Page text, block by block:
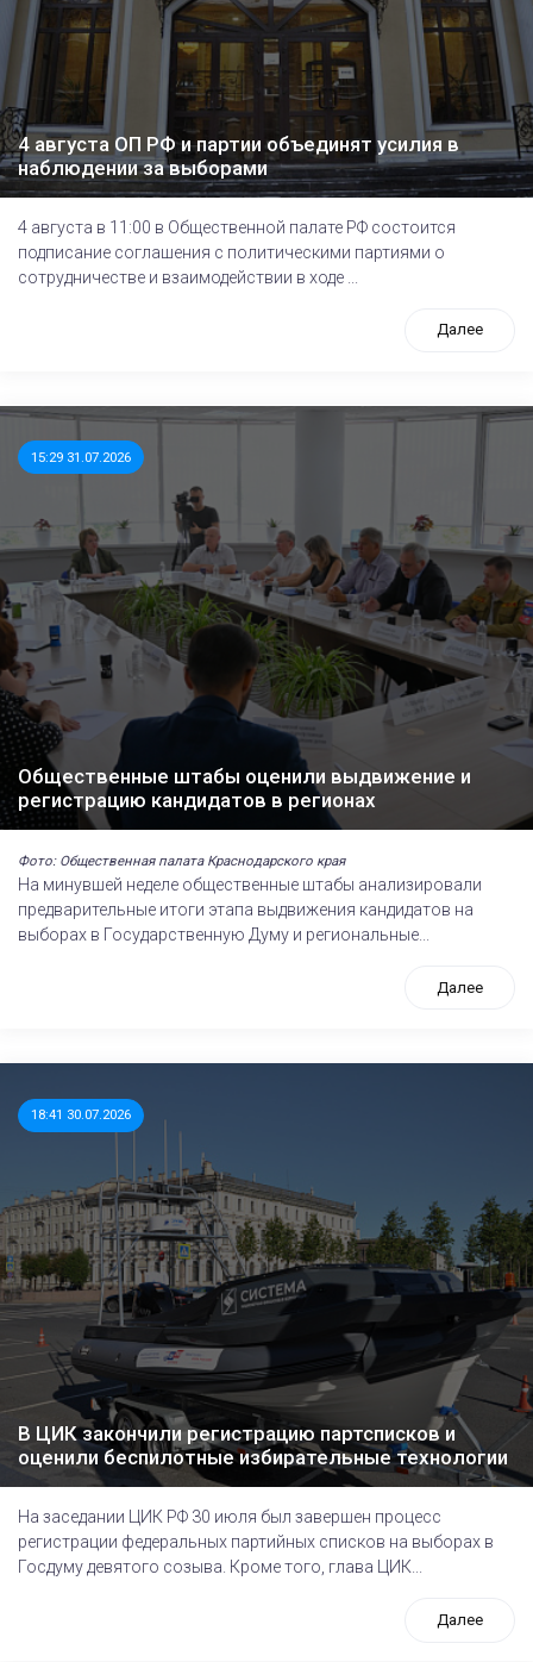
4 августа ОП РФ и партии объединят усилия в
наблюдении за выборами
4 августа в 11:00 в Общественной палате РФ состоится
подписание соглашения с политическими партиями о
сотрудничестве и взаимодействии в ходе ...
Далее
15:29 31.07.2026
Общественные штабы оценили выдвижение и
регистрацию кандидатов в регионах
Фото: Общественная палата Краснодарского края
На минувшей неделе общественные штабы анализировали
предварительные итоги этапа выдвижения кандидатов на
выборах в Государственную Думу и региональные...
Далее
18:41 30.07.2026
В ЦИК закончили регистрацию партсписков и
оценили беспилотные избирательные технологии
На заседании ЦИК РФ 30 июля был завершен процесс
регистрации федеральных партийных списков на выборах в
Госдуму девятого созыва. Кроме того, глава ЦИК...
Далее